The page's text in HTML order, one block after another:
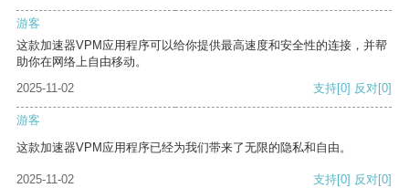
游客
这款加速器VPM应用程序可以给你提供最高速度和安全性的连接，并帮
助你在网络上自由移动。
2025-11-02
支持[0] 反对[0]
游客
这款加速器VPM应用程序已经为我们带来了无限的隐私和自由。
2025-11-02 支持[0] 反对[0]